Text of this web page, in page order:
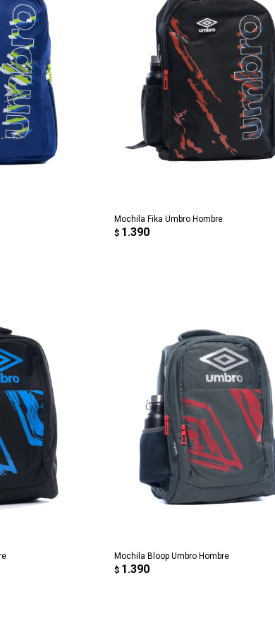
Mochila Fika Umbro Hombre
$ 1.390
Mochila Bloop Umbro Hombre
$ 1.390